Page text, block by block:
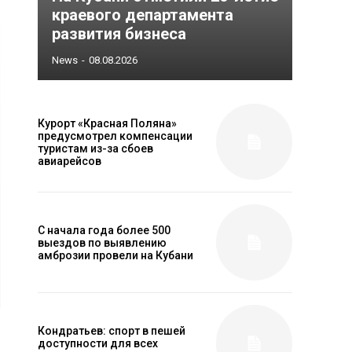
краевого департамента
развития бизнеса
News - 08.08.2026
Курорт «Красная Поляна»
предусмотрел компенсации
туристам из-за сбоев
авиарейсов
С начала года более 500
выездов по выявлению
амброзии провели на Кубани
Кондратьев: спорт в пешей
доступности для всех